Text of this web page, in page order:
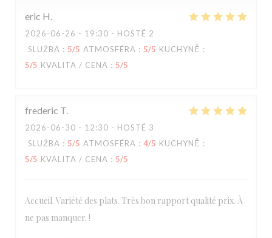
eric H
2026-06-26 - 19:30 - HOSTÉ 2
SLUŽBA : 5/5 ATMOSFÉRA : 5/5 KUCHYNĚ :
5/5 KVALITA / CENA : 5/5
frederic T
2026-06-30 - 12:30 - HOSTÉ 3
SLUŽBA : 5/5 ATMOSFÉRA : 4/5 KUCHYNĚ :
5/5 KVALITA / CENA : 5/5
Accueil. Variété des plats. Très bon rapport qualité prix. À
ne pas manquer. !